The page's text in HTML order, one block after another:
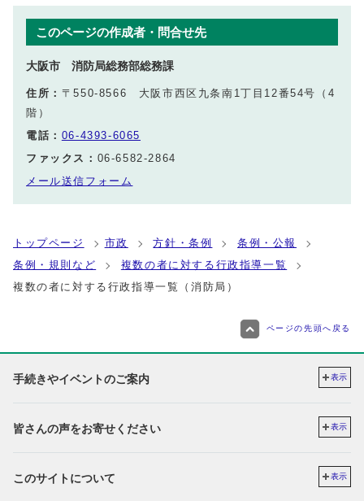
このページの作成者・問合せ先
大阪市 消防局総務部総務課
住所： 〒550-8566 大阪市西区九条南1丁目12番54号（4
階）
電話： 06-4393-6065
ファックス： 06-6582-2864
メール送信フォーム
トップページ 市政 方針・条例
条例・公報
条例・規則など
複数の者に対する行政指導一覧
複数の者に対する行政指導一覧（消防局）
ページの先頭へ戻る
手続きやイベントのご案内 表示
皆さんの声をお寄せください 表示
このサイトについて 表示